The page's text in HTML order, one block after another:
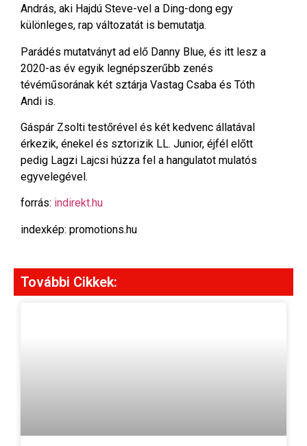
András, aki Hajdú Steve-vel a Ding-dong egy
különleges, rap változatát is bemutatja.
Parádés mutatványt ad elő Danny Blue, és itt lesz a
2020-as év egyik legnépszerűbb zenés
tévéműsorának két sztárja Vastag Csaba és Tóth
Andi is.
Gáspár Zsolti testőrével és két kedvenc állatával
érkezik, énekel és sztorizik LL. Junior, éjfél előtt
pedig Lagzi Lajcsi húzza fel a hangulatot mulatós
egyvelegével.
forrás: indirekt.hu
indexkép: promotions.hu
További Cikkek: